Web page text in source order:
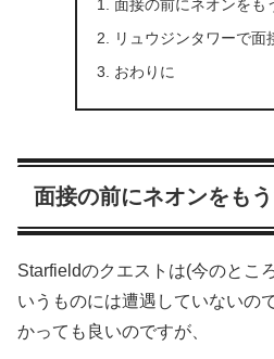
面接の前にネオンをも
リュウジンタワーで面
おわりに
面接の前にネオンをも
Starfieldのクエストは(今のとこ
いうものには遭遇していないの
かっても良いのですが、